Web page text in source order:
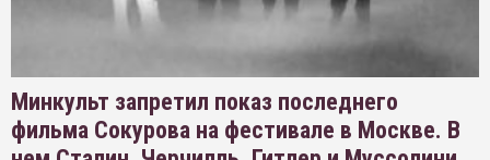
Минкульт запретил показ последнего
фильма Сокурова на фестивале в Москве. В